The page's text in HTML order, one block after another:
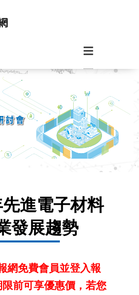
先進電子材料
發展趨勢
網免費會員並登入報
前可享優惠價，若您